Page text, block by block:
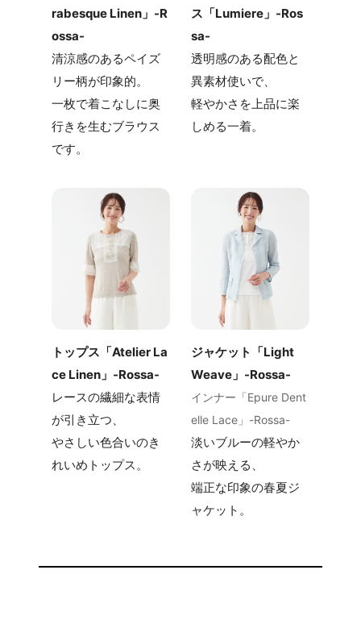
rabesque Linen」-R
ossa-
清涼感のあるペイズ
リー柄が印象的。
一枚で着こなしに奥
行きを生むブラウス
です。
ス「Lumiere」-Ros
sa-
透明感のある配色と
異素材使いで、
軽やかさを上品に楽
しめる一着。
トップス「Atelier La
ce Linen」-Rossa-
レースの繊細な表情
が引き立つ、
やさしい色合いのき
れいめトップス。
ジャケット「Light
Weave」-Rossa-
インナー「Epure Dent
elle Lace」-Rossa-
淡いブルーの軽やか
さが映える、
端正な印象の春夏ジ
ャケット。